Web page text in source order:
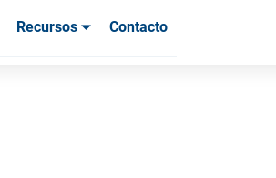
Recursos Contacto